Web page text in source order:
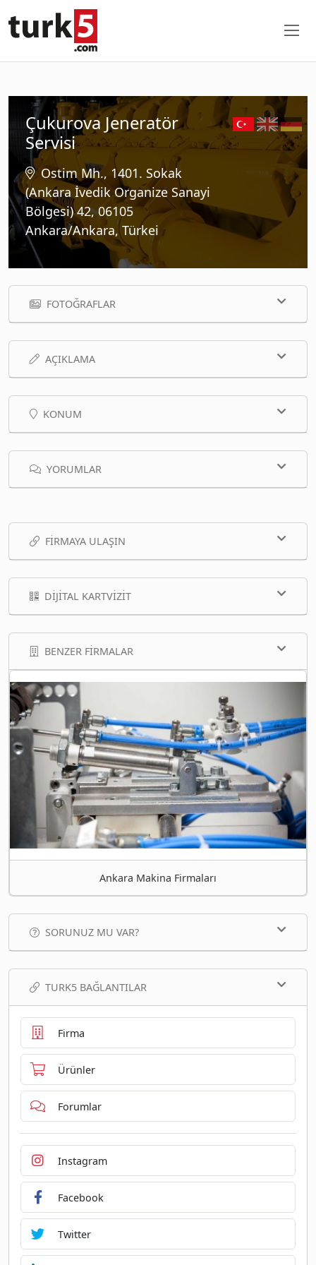
Çukurova Jeneratör
Servisi
Ostim Mh., 1401. Sokak
(Ankara İvedik Organize Sanayi
Bölgesi) 42, 06105
Ankara/Ankara, Türkei
FOTOĞRAFLAR
AÇIKLAMA
KONUM
YORUMLAR
FIRMAYA ULAŞIN
DIJITAL KARTVIZIT
BENZER FIRMALAR
Ankara Makina Firmaları
SORUNUZ MU VAR?
TURK5 BAĞLANTILAR
Firma
Ürünler
Forumlar
Instagram
Facebook
Twitter